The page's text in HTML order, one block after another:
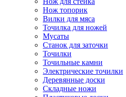
Нож топорик
Вилки для мяса
Точилка для ножей
Мусаты
Станок для заточки
Точилки
Точильные камни
Электрические точилки
Деревянные доски
Складные ножи